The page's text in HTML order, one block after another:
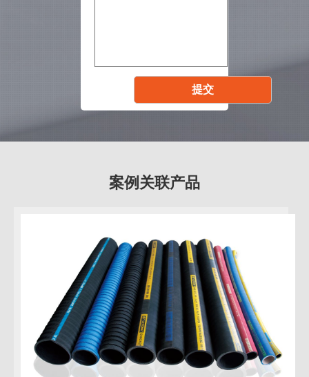
案例关联产品